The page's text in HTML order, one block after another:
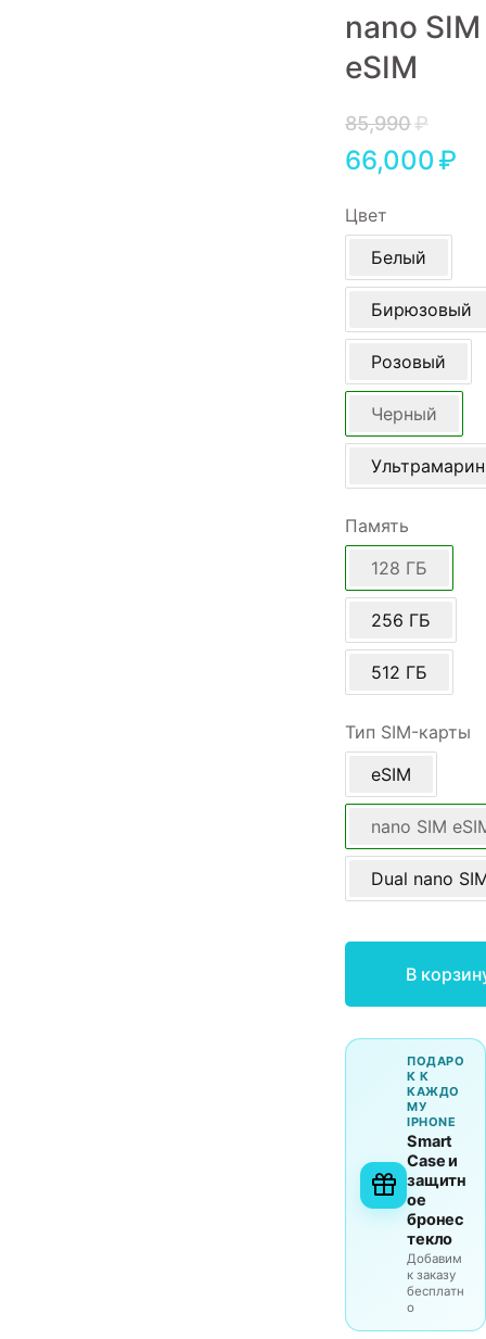
nano SIM
eSIM
85,990₽
66,000₽
Цвет
Белый
Бирюзовый
Розовый
Черный
Ультрамарин
Память
128 ГБ
256 ГБ
512 ГБ
Тип SIM-карты
eSIM
nano SIM
Dual nano
В
ПОДАРО
К К
КАЖДО
МУ
IPHONE
Smart
Case и
защитн
ое
бронес
текло
Добавим
к заказу
бесплатн
о